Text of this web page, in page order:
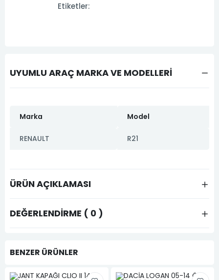
Etiketler:
UYUMLU ARAÇ MARKA VE MODELLERİ
Marka Model
RENAULT R21
ÜRÜN AÇIKLAMASI
DEĞERLENDIRME ( 0 )
BENZER ÜRÜNLER